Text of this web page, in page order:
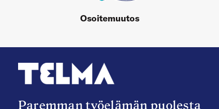
Osoitemuutos
Paremman työelämän puolesta